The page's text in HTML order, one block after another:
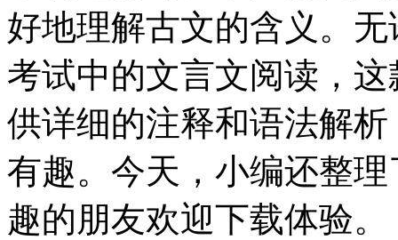
好地理解古文的含义。
考试中的文言文阅读，
供详细的注释和语法解
有趣。今天，小编还整
趣的朋友欢迎下载体验。